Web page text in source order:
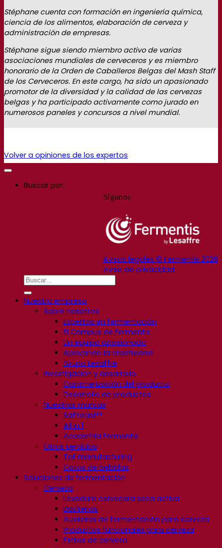
Stéphane cuenta con formación en ingeniería química,
ciencia de los alimentos, elaboración de cerveza y
administración de empresas.
Stéphane sigue siendo miembro activo de varias
asociaciones mundiales de cerveceros y es miembro
honorario de la Orden de Caballeros Belgas del Mash Staff
de los Cerveceros. En este cargo, ha sido un apasionado
promotor de la diversidad y la calidad de las cervezas
belgas y ha participado activamente como jurado en
numerosos paneles y concursos a nivel mundial.
Volver a opiniones de los expertos
Síganos
Avisos legales © Fermentis 2026
Aviso de privacidad
Buscar por:
Nuestra empresa
Sobre nosotros
Expertos en fermentación
El Campus de Fermentis
Un equipo apasionado
Apoyando la creatividad
Grupo Lesaffre
Investigación y desarrollo
Caracterización del producto
Desarrollo de productos
Nuestras marcas
SafYeast™
All In 1
Academia Fermentis
Otros servicios
Toll manufacturing
Catas de bebidas
Soluciones de fermentación
Cerveza
Levadura cervecera seca activa
Bacterias
Auxiliares de fermentación para cerveza
Productos funcionales para cerveza
Estilos de cerveza